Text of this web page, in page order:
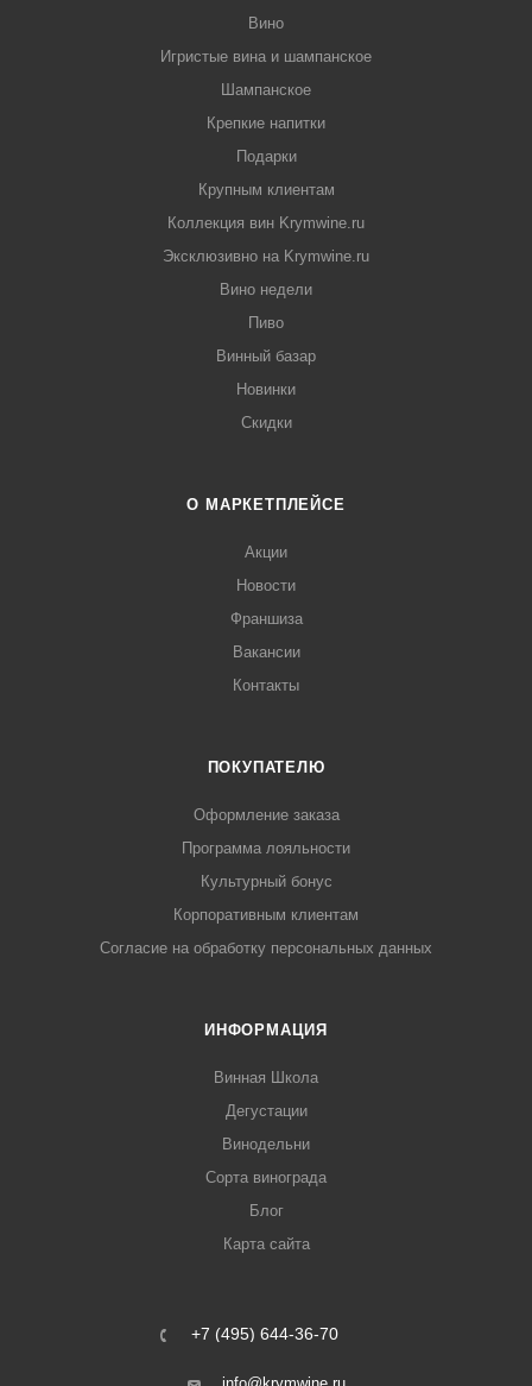
Вино
Игристые вина и шампанское
Шампанское
Крепкие напитки
Подарки
Крупным клиентам
Коллекция вин Krymwine.ru
Эксклюзивно на Krymwine.ru
Вино недели
Пиво
Винный базар
Новинки
Скидки
О МАРКЕТПЛЕЙСЕ
Акции
Новости
Франшиза
Вакансии
Контакты
ПОКУПАТЕЛЮ
Оформление заказа
Программа лояльности
Культурный бонус
Корпоративным клиентам
Согласие на обработку персональных данных
ИНФОРМАЦИЯ
Винная Школа
Дегустации
Винодельни
Сорта винограда
Блог
Карта сайта
+7 (495) 644-36-70